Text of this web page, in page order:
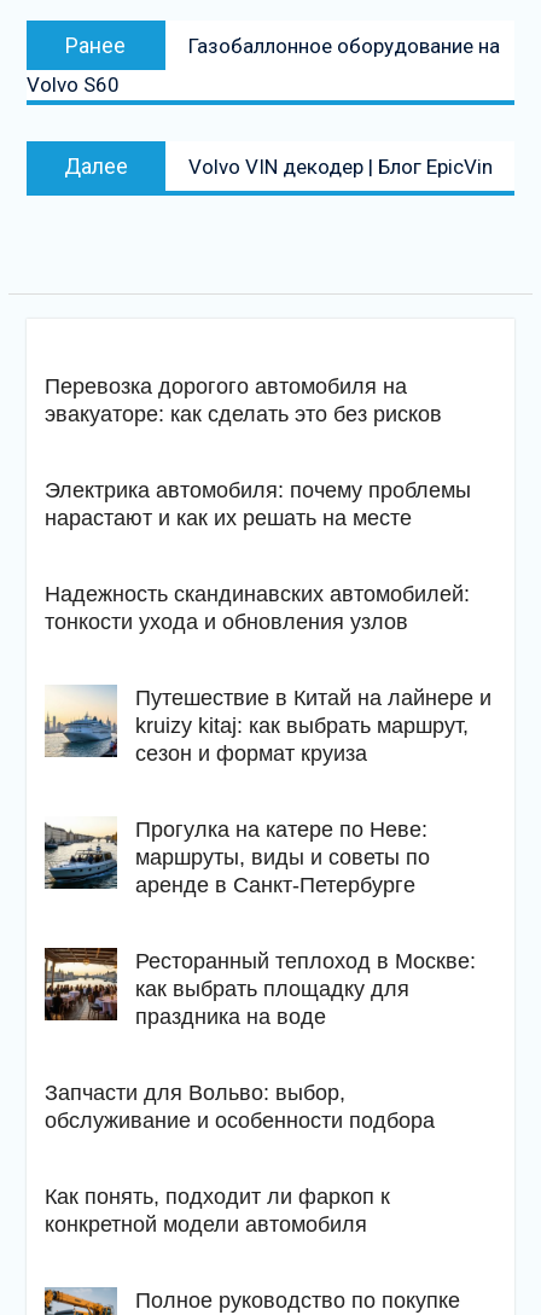
Навигация
записям
Ранее
Предыдущая
запись:
Газобаллонное оборудование на
Volvo S60
Далее
Следующая
запись
Volvo VIN декодер | Блог EpicVin
Перевозка дорогого автомобиля на
эвакуаторе: как сделать это без рисков
Электрика автомобиля: почему проблемы
нарастают и как их решать на месте
Надежность скандинавских автомобилей:
тонкости ухода и обновления узлов
Путешествие в Китай на лайнере и
kruizy kitaj: как выбрать маршрут,
сезон и формат круиза
Прогулка на катере по Неве:
маршруты, виды и советы по
аренде в Санкт-Петербурге
Ресторанный теплоход в Москве:
как выбрать площадку для
праздника на воде
Запчасти для Вольво: выбор,
обслуживание и особенности подбора
Как понять, подходит ли фаркоп к
конкретной модели автомобиля
Полное руководство по покупке